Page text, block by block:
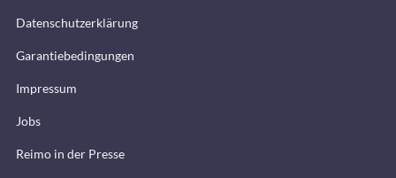
Datenschutzerklärung
Garantiebedingungen
Impressum
Jobs
Reimo in der Presse